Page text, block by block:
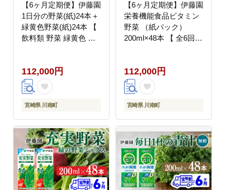
【6ヶ月定期便】伊藤園
1日分の野菜(紙)24本＋
緑黄色野菜(紙)24本 【
飲料類 野菜 緑黄色 野
】[C07367t6]
112,000円
宮崎県 川南町
【6ヶ月定期便】伊藤園
栄養機能食品ビタミン
野菜 （紙パック）
200ml×48本 【 全6回
みもの 】[C07358t6]
112,000円
宮崎県 川南町